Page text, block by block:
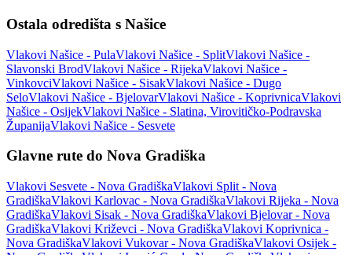
Ostala odredišta s Našice
Vlakovi Našice - PulaVlakovi Našice - SplitVlakovi Našice -
Slavonski BrodVlakovi Našice - RijekaVlakovi Našice -
VinkovciVlakovi Našice - SisakVlakovi Našice - Dugo
SeloVlakovi Našice - BjelovarVlakovi Našice - KoprivnicaVlakovi
Našice - OsijekVlakovi Našice - Slatina, Virovitičko-Podravska
ŽupanijaVlakovi Našice - Sesvete
Glavne rute do Nova Gradiška
Vlakovi Sesvete - Nova GradiškaVlakovi Split - Nova
GradiškaVlakovi Karlovac - Nova GradiškaVlakovi Rijeka - Nova
GradiškaVlakovi Sisak - Nova GradiškaVlakovi Bjelovar - Nova
GradiškaVlakovi Križevci - Nova GradiškaVlakovi Koprivnica -
Nova GradiškaVlakovi Vukovar - Nova GradiškaVlakovi Osijek -